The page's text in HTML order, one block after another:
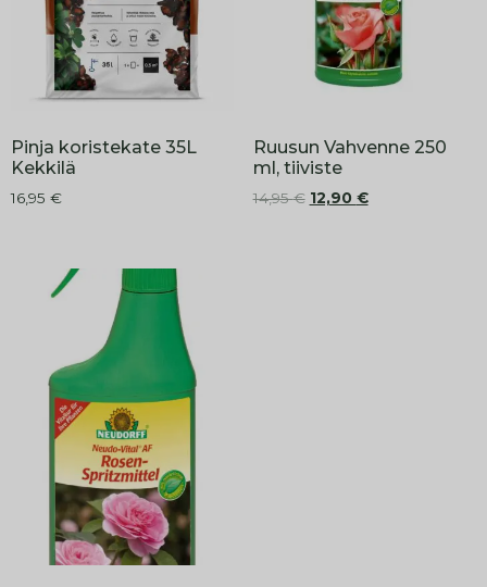
Pinja koristekate 35L
Kekkilä
16,95 €
Ruusun Vahvenne 250
ml, tiiviste
14,95€ 12,90 €